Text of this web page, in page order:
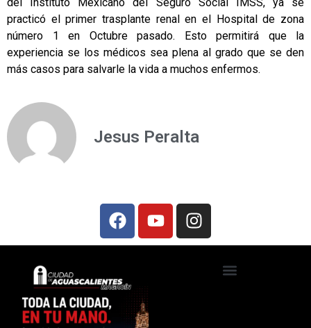
practicó el primer trasplante renal en el Hospital de zona
número 1 en Octubre pasado. Esto permitirá que la
experiencia se los médicos sea plena al grado que se den
más casos para salvarle la vida a muchos enfermos.
Jesus Peralta